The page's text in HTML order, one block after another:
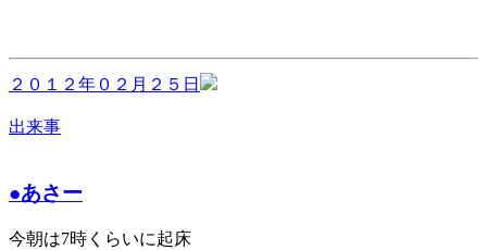
２０１２年０２月２５日
出来事
●あさー
今朝は7時くらいに起床